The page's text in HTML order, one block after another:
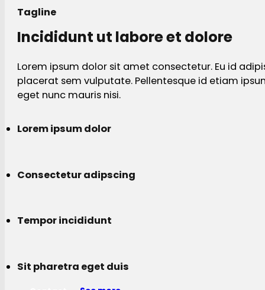
Tagline
Incididunt ut labore et dolore
Lorem ipsum dolor sit amet consectetur. Eu id
placerat sem vulputate. Pellentesque id etiam
eget nunc mauris nisi.
Lorem ipsum dolor
Consectetur adipscing
Tempor incididunt
Sit pharetra eget duis